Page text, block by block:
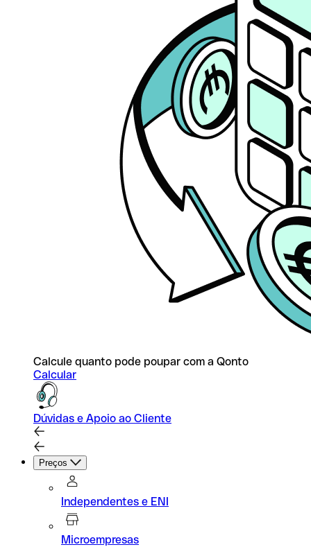
Calcule quanto pode poupar com a Qonto
Calcular
Dúvidas e Apoio ao Cliente
Preços
Independentes e ENI
Microempresas